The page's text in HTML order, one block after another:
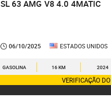
SL 63 AMG V8 4.0 4MATIC
06/10/2025 ESTADOS UNIDOS
GASOLINA 16 KM 2024
VERIFICAÇÃO